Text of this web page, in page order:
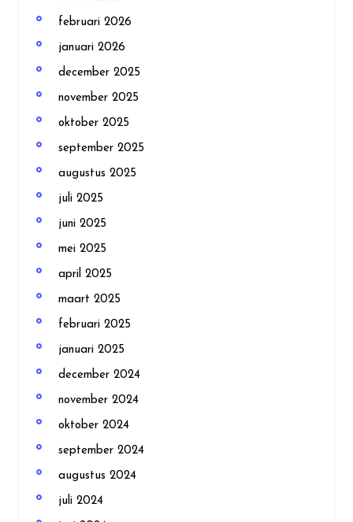
februari 2026
januari 2026
december 2025
november 2025
oktober 2025
september 2025
augustus 2025
juli 2025
juni 2025
mei 2025
april 2025
maart 2025
februari 2025
januari 2025
december 2024
november 2024
oktober 2024
september 2024
augustus 2024
juli 2024